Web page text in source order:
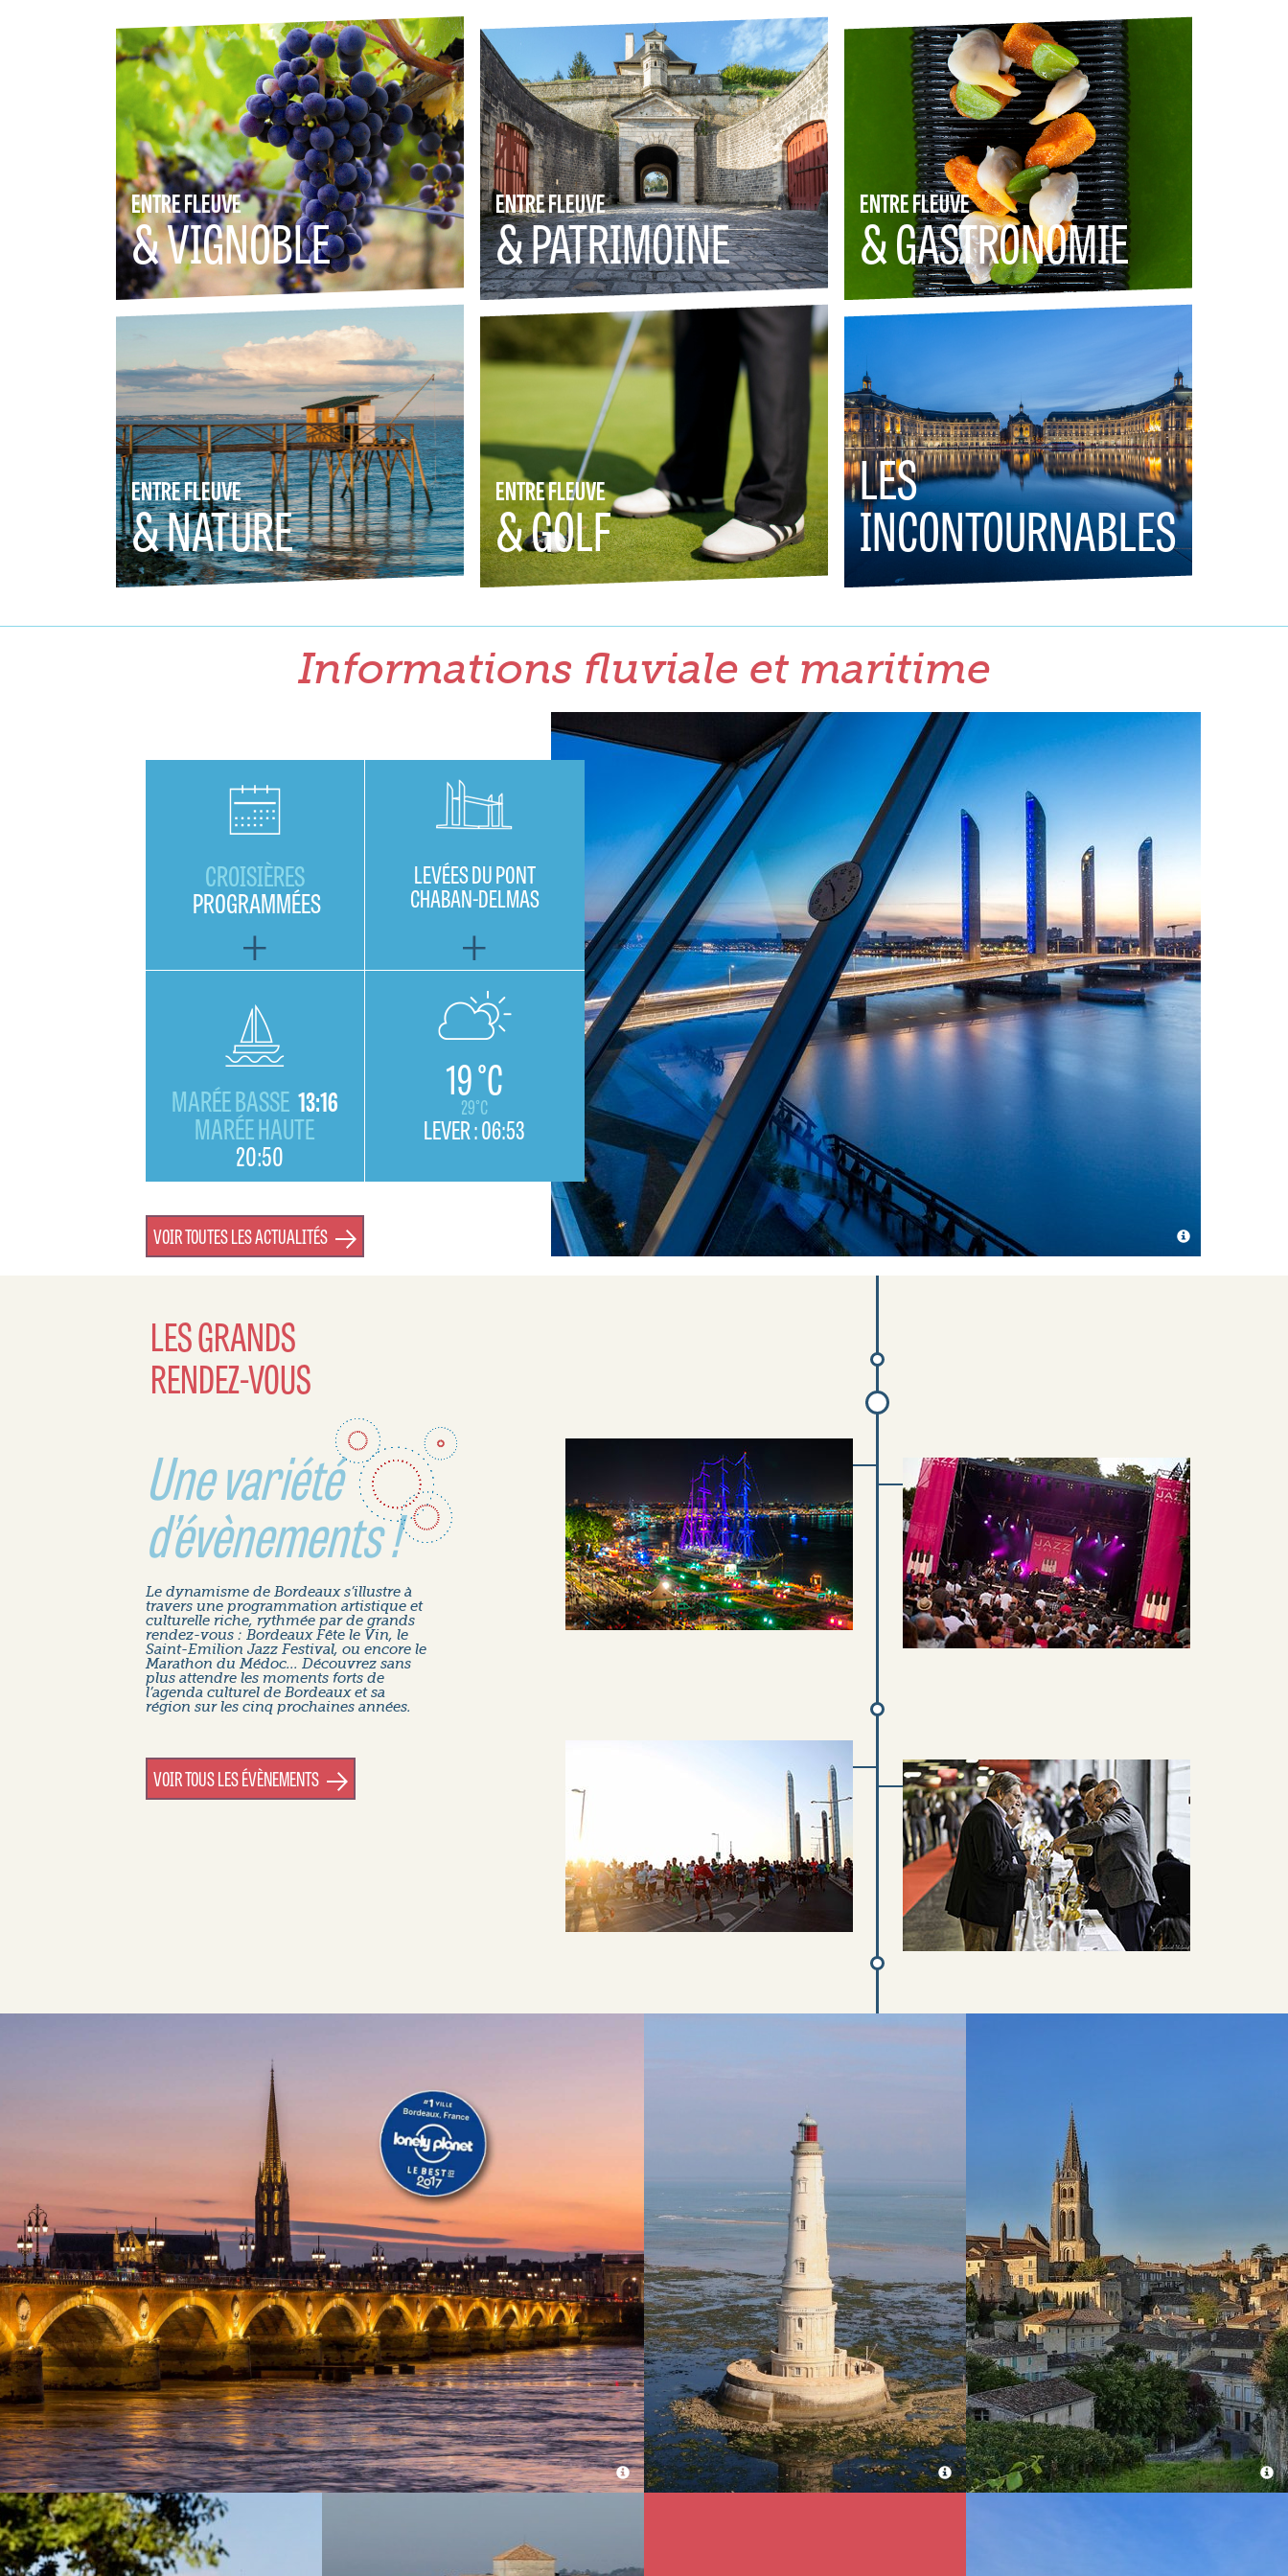
ENTRE FLEUVE
& VIGNOBLE
ENTRE FLEUVE
& PATRIMOINE
ENTRE FLEUVE
& GASTRONOMIE
ENTRE FLEUVE
& NATURE
ENTRE FLEUVE
& GOLF
LES
INCONTOURNABLES
Informations fluviale et maritime
CROISIÈRES
PROGRAMMÉES
LEVÉES DU PONT
CHABAN-DELMAS
MARÉE BASSE 13:16
MARÉE HAUTE
20:50
19 °C
29°C
LEVER :06:53
VOIR TOUTES LES ACTUALITÉS
LES GRANDS
RENDEZ-VOUS
Une variété
d’évènements !
Le dynamisme de Bordeaux s’illustre à
travers une programmation artistique et
culturelle riche, rythmée par de grands
rendez-vous : Bordeaux Fête le Vin, le
Saint-Emilion Jazz Festival, ou encore le
Marathon du Médoc... Découvrez sans
plus attendre les moments forts de
l’agenda culturel de Bordeaux et sa
région sur les cinq prochaines années.
VOIR TOUS LES ÉVÈNEMENTS